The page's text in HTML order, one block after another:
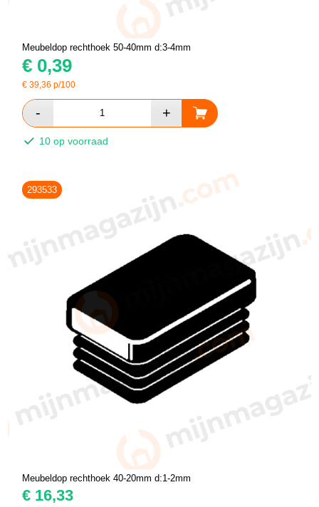
Meubeldop rechthoek 50-40mm d:3-4mm
€ 0,39
€39,36 p/100
10 op voorraad
293533
Meubeldop rechthoek 40-20mm d:1-2mm
€ 16,33